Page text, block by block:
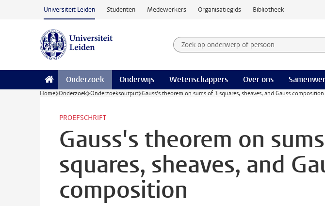
Ga naar hoofdinhoud
Universiteit Leiden Studenten Medewerkers Organisatiegids Bibliotheek
Zoek op onderwerp of persoon en
Zoekterm
Onderzoek Onderwijs Wetenschappers Over ons
Home Onderzoek Onderzoeksoutput Gauss's theorem on sums of 3 squares, sheaves, and Gauss composition
PROEFSCHRIFT
Gauss's theorem on
squares, sheaves, and
composition